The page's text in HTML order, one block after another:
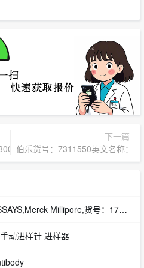
1250140伯乐Aminex
下一篇
伯乐货号：7311550英文名称：
Millipore,货号：17-136
动进样针 进样器